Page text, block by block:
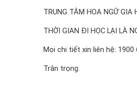
TRUNG TÂM HOA NGỮ GIA
THỜI GIAN ĐI HỌC LẠI LÀ
Mọi chi tiết xin liên hệ: 1900
Trân trọng.